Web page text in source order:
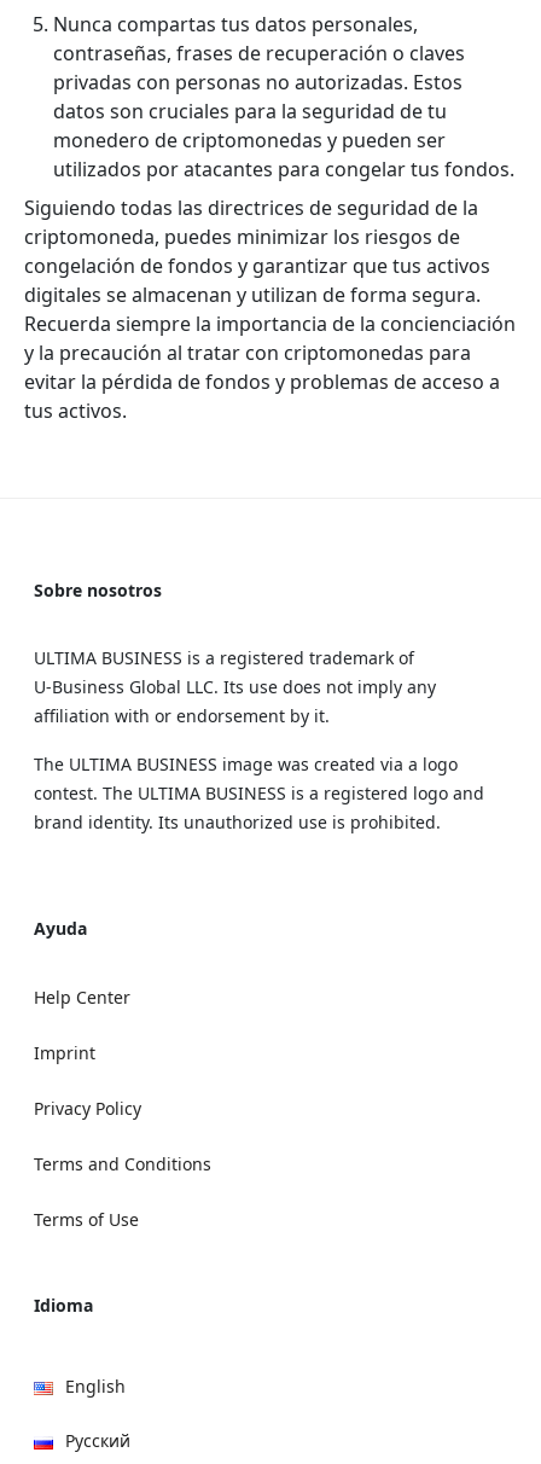
Nunca compartas tus datos personales,
contraseñas, frases de recuperación o claves
privadas con personas no autorizadas. Estos
datos son cruciales para la seguridad de tu
monedero de criptomonedas y pueden ser
utilizados por atacantes para congelar tus fondos.
Siguiendo todas las directrices de seguridad de la
criptomoneda, puedes minimizar los riesgos de
congelación de fondos y garantizar que tus activos
digitales se almacenan y utilizan de forma segura.
Recuerda siempre la importancia de la concienciación
y la precaución al tratar con criptomonedas para
evitar la pérdida de fondos y problemas de acceso a
tus activos.
Sobre nosotros
ULTIMA BUSINESS is a registered trademark of
U‑Business Global LLC. Its use does not imply any
affiliation with or endorsement by it.
The ULTIMA BUSINESS image was created via a logo
contest. The ULTIMA BUSINESS is a registered logo and
brand identity. Its unauthorized use is prohibited.
Ayuda
Help Center
Imprint
Privacy Policy
Terms and Conditions
Terms of Use
Idioma
English
Русский